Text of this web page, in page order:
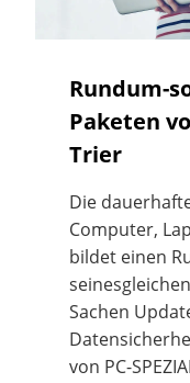
Rundum-
Paketen
Trier
Die
Computer,
bildet einen
Sachen
von PC-